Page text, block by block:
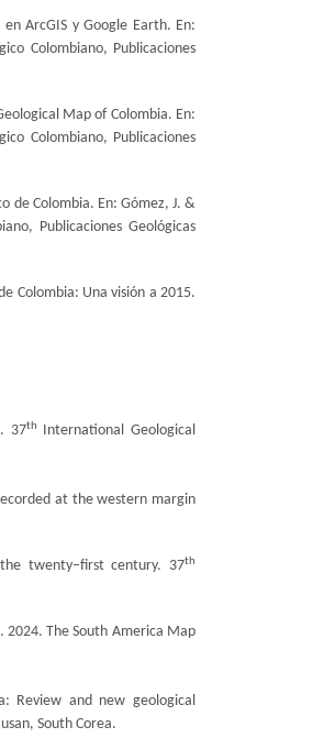
ArcGIS y Google Earth. En:
Colombiano, Publicaciones
Map of Colombia. En:
Colombiano, Publicaciones
de Colombia. En: Gómez, J. &
Publicaciones Geológicas
Colombia: Una visión a 2015.
37th
International Geological
at the western margin
twenty–first century. 37th
The South America Map
Review and new geological
South Corea.